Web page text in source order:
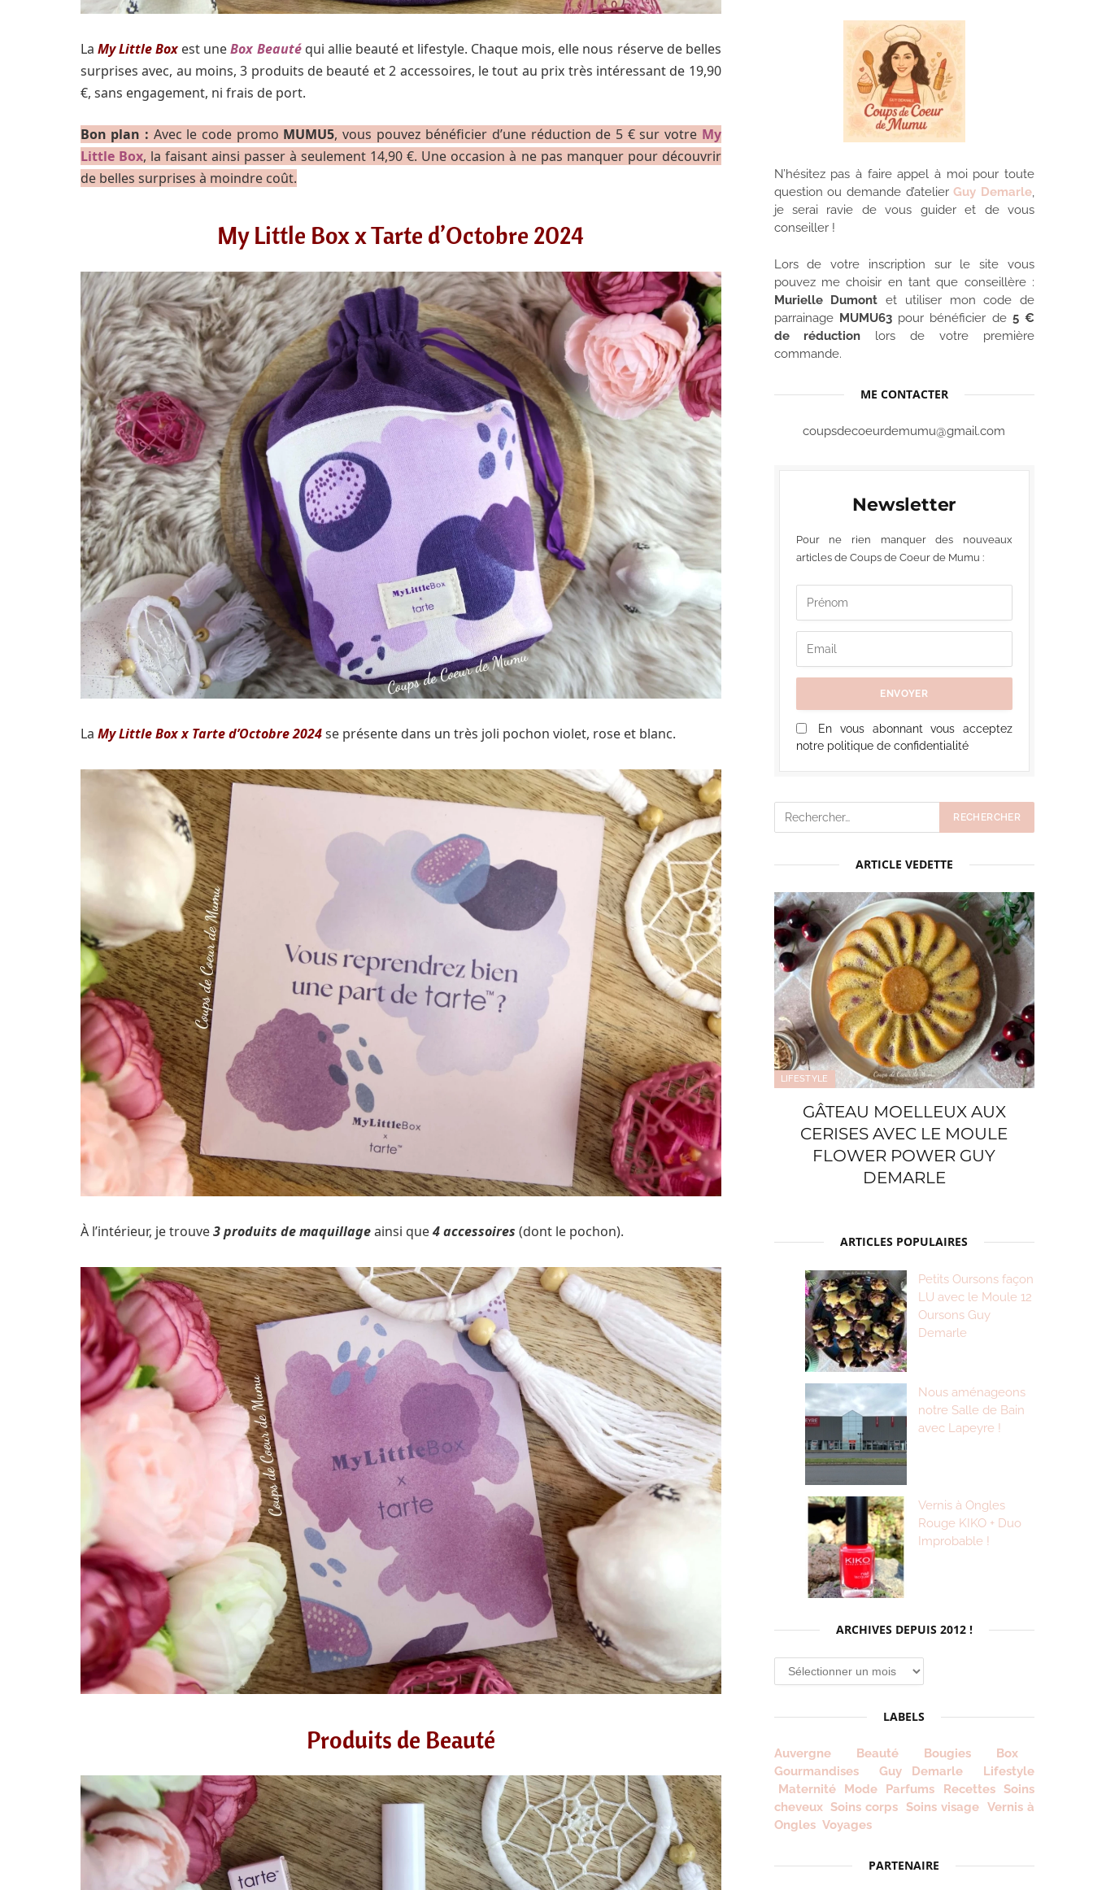
La My Little Box est uneBox Beautéqui allie beauté et lifestyle. Chaque mois, elle nous réserve de belles
surprises avec, au moins, 3 produits de beauté et 2 accessoires, le tout au prix très intéressant de 19,90
€, sans engagement, ni frais de port.
Bon plan : Avec le code promo MUMU5, vous pouvez bénéficier d’une réduction de 5 € sur votre My
Little Box, la faisant ainsi passer à seulement 14,90 €. Une occasion à ne pas manquer pour découvrir
de belles surprises à moindre coût.
My Little Box x Tarte d’Octobre 2024
La My Little Box x Tarte d’Octobre 2024se présente dans un très joli pochon violet, rose et blanc.
À l’intérieur, je trouve3 produits de maquillageainsi que4 accessoires (dont le pochon).
Produits de Beauté
N’hésitez pas à faire appel à moi pour toute
question ou demande d’atelierGuy Demarle,
je serai ravie de vous guider et de vous
conseiller !
Lors de votre inscription sur le site vous
pouvez me choisir en tant que conseillère :
Murielle Dumont et utiliser mon code de
parrainage MUMU63pour bénéficier de 5 €
de réduction lors de votre première
commande.
ME CONTACTER
coupsdecoeurdemumu@gmail.com
Newsletter
Pour ne rien manquer des nouveaux
articles de Coups de Coeur de Mumu :
En vous abonnant vous acceptez
notre politique de confidentialité
ARTICLE VEDETTE
LIFESTYLE
GÂTEAU MOELLEUX AUX
CERISES AVEC LE MOULE
FLOWER POWER GUY
DEMARLE
ARTICLES POPULAIRES
Petits Oursons façon
LU avec le Moule 12
Oursons Guy
Demarle
Nous aménageons
notre Salle de Bain
avec Lapeyre !
Vernis à Ongles
Rouge KIKO + Duo
Improbable !
ARCHIVES DEPUIS 2012 !
Archives
depuis
!
LABELS
Auvergne Beauté Bougies
Box
Gourmandises
Guy Demarle
Lifestyle
Maternité
Mode Parfums Recettes Soins
cheveux Soins corps Soins visage Vernis à
Ongles Voyages
PARTENAIRE